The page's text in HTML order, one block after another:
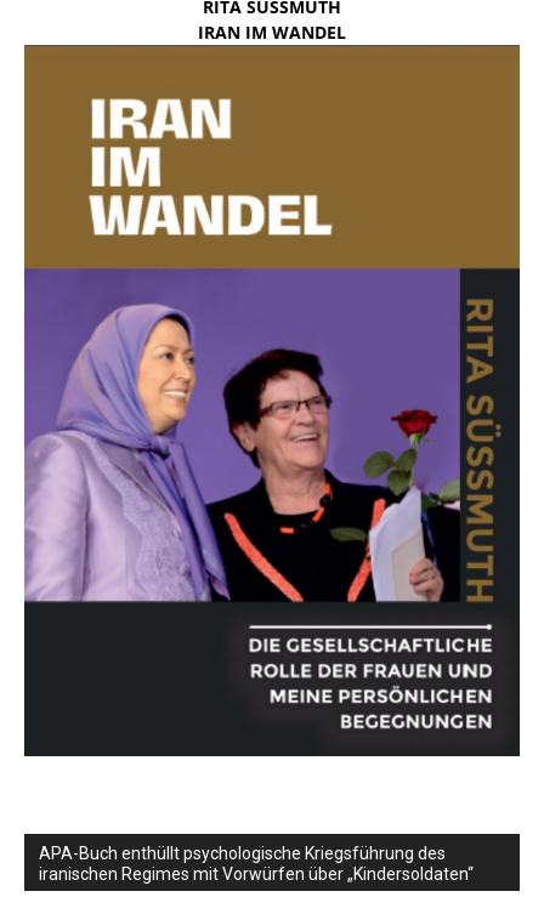
RITA SÜSSMUTH
IRAN IM WANDEL
APA-Buch enthüllt psychologische Kriegsführung des
iranischen Regimes mit Vorwürfen über „Kindersoldaten“